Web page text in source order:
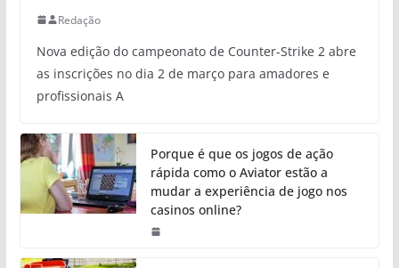
Redação
Nova edição do campeonato de Counter-Strike 2 abre
as inscrições no dia 2 de março para amadores e
profissionais A
Porque é que os jogos de ação
rápida como o Aviator estão a
mudar a experiência de jogo nos
casinos online?